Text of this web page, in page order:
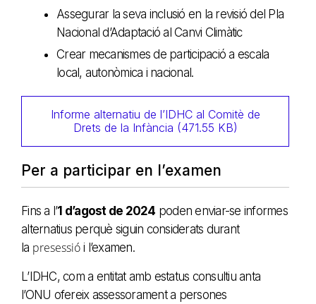
Assegurar la seva inclusió en la revisió del Pla
Nacional d’Adaptació al Canvi Climàtic
Crear mecanismes de participació a escala
local, autonòmica i nacional.
Informe alternatiu de l’IDHC al Comitè de
Drets de la Infància (471.55 KB)
Per a participar en l’examen
Fins a l’1 d’agost de 2024 poden enviar-se informes
alternatius perquè siguin considerats durant
la presessiói l’examen.
L’IDHC, com a entitat amb estatus consultiu anta
l’ONU ofereix assessorament a persones